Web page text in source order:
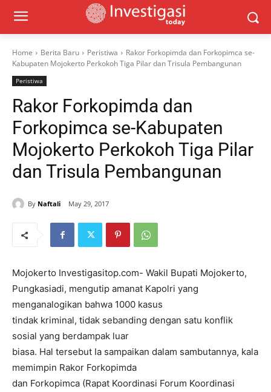
Home Berita Baru Peristiwa
Rakor Forkopimda dan Forkopimca se-
Kabupaten Mojokerto Perkokoh Tiga Pilar dan Trisula Pembangunan
Peristiwa
Rakor Forkopimda dan
Forkopimca se-Kabupaten
Mojokerto Perkokoh Tiga Pilar
dan Trisula Pembangunan
By Naftali May 29, 2017
Mojokerto Investigasitop.com- Wakil Bupati Mojokerto,
Pungkasiadi, mengutip amanat Kapolri yang
menganalogikan bahwa 1000 kasus
tindak kriminal, tidak sebanding dengan satu konflik
sosial yang berdampak luar
biasa. Hal tersebut Ia sampaikan dalam sambutannya, kala
memimpin Rakor Forkopimda
dan Forkopimca (Rapat Koordinasi Forum Koordinasi